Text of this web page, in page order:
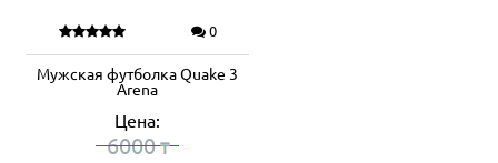
0
Мужская футболка Quake 3
Arena
Цена:
6000₸